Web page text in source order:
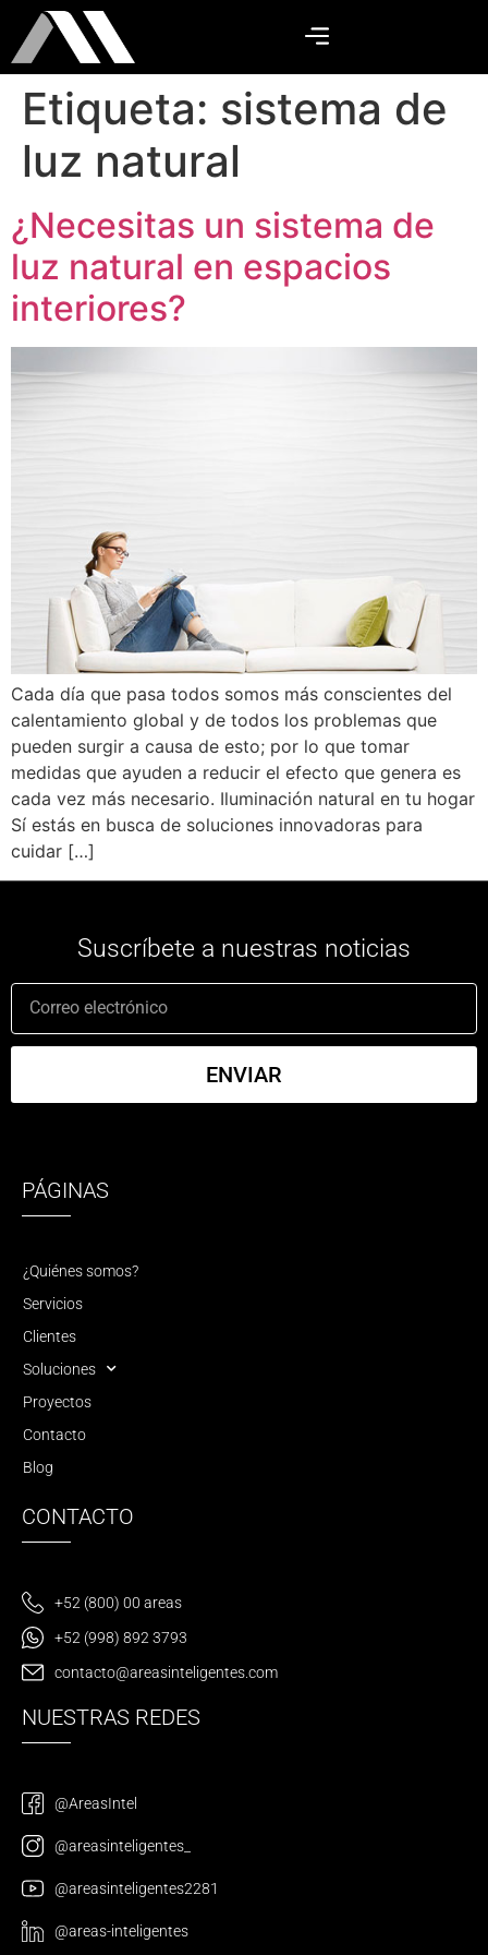
Etiqueta: sistema de
luz natural
¿Necesitas un sistema de
luz natural en espacios
interiores?
Cada día que pasa todos somos más conscientes del
calentamiento global y de todos los problemas que
pueden surgir a causa de esto; por lo que tomar
medidas que ayuden a reducir el efecto que genera es
cada vez más necesario. Iluminación natural en tu hogar
Sí estás en busca de soluciones innovadoras para
cuidar […]
Suscríbete a nuestras noticias
ENVIAR
PÁGINAS
¿Quiénes somos?
Servicios
Clientes
Soluciones
Proyectos
Contacto
Blog
CONTACTO
+52 (800) 00 areas
+52 (998) 892 3793
contacto@areasinteligentes.com
NUESTRAS REDES
@AreasIntel
@areasinteligentes_
@areasinteligentes2281
@areas-inteligentes